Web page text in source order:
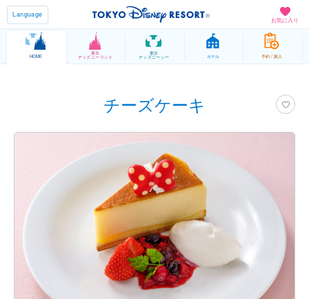
お気に入り
Language
HOME
東京
ディズニーランド
東京
ディズニーシー ホテル 予約 / 購入
チーズケーキ